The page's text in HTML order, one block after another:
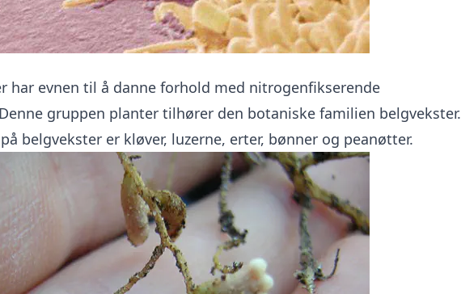
har evnen til å danne forhold med nitrogenfikserende
gruppen planter tilhører den botaniske familien belgvekster.
belgvekster er kløver, luzerne, erter, bønner og peanøtter.